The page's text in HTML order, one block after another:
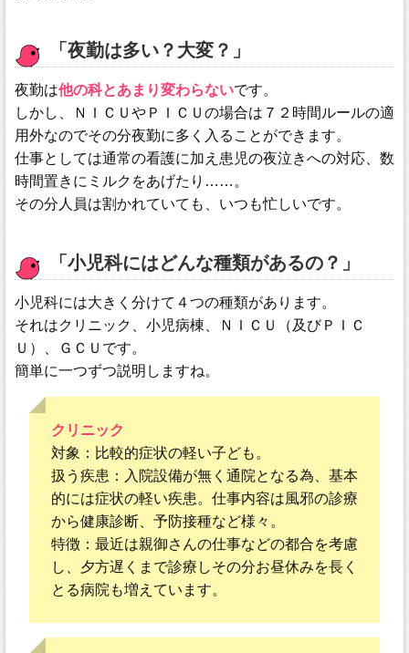
「夜勤は多い？大変？」
夜勤は他の科とあまり変わらないです。
しかし、ＮＩＣＵやＰＩＣＵの場合は７２時間ルールの適
用外なのでその分夜勤に多く入ることができます。
仕事としては通常の看護に加え患児の夜泣きへの対応、数
時間置きにミルクをあげたり……。
その分人員は割かれていても、いつも忙しいです。
「小児科にはどんな種類があるの？」
小児科には大きく分けて４つの種類があります。
それはクリニック、小児病棟、ＮＩＣＵ（及びＰＩＣ
Ｕ）、ＧＣＵです。
簡単に一つずつ説明しますね。
クリニック
対象：比較的症状の軽い子ども。
扱う疾患：入院設備が無く通院となる為、基本
的には症状の軽い疾患。仕事内容は風邪の診療
から健康診断、予防接種など様々。
特徴：最近は親御さんの仕事などの都合を考慮
し、夕方遅くまで診療しその分お昼休みを長く
とる病院も増えています。